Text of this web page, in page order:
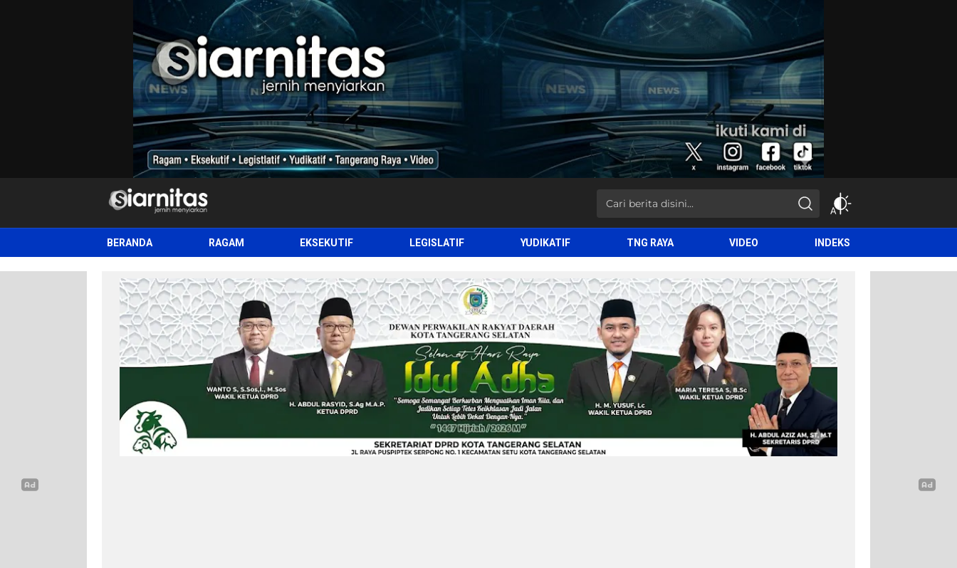
siarnitas
Jernih Menyiarkan
BERANDA RAGAM EKSEKUTIF LEGISLATIF YUDIKATIF TNG RAYA VIDEO INDEKS